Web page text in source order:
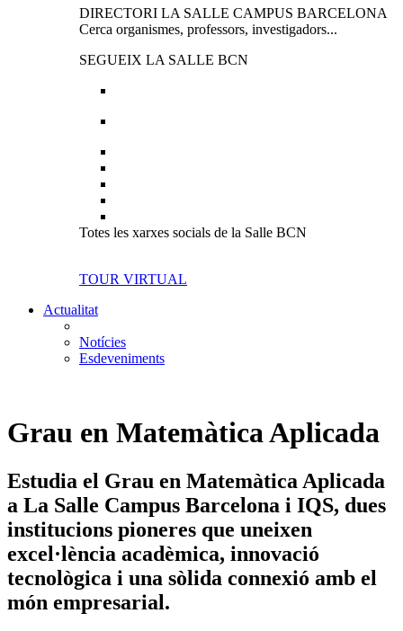
DIRECTORI LA SALLE CAMPUS BARCELONA
Cerca organismes, professors, investigadors...
SEGUEIX LA SALLE BCN
Totes les xarxes socials de la Salle BCN
TOUR VIRTUAL
Actualitat
Notícies
Esdeveniments
Grau en Matemàtica Aplicada
Estudia el Grau en Matemàtica Aplicada
a La Salle Campus Barcelona i IQS, dues
institucions pioneres que uneixen
excel·lència acadèmica, innovació
tecnològica i una sòlida connexió amb el
món empresarial.